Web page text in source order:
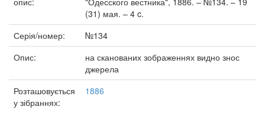
(31) мая. – 4 c.
Серія/номер:
№134
Опис:
на сканованих зображеннях видно знос
джерела
Розташовується
у зібраннях:
1886